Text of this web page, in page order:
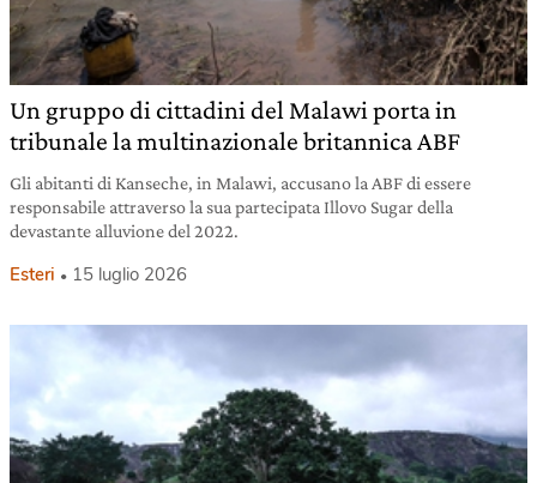
Un gruppo di cittadini del Malawi porta in
tribunale la multinazionale britannica ABF
Gli abitanti di Kanseche, in Malawi, accusano la ABF di essere
responsabile attraverso la sua partecipata Illovo Sugar della
devastante alluvione del 2022.
Esteri 15 luglio 2026